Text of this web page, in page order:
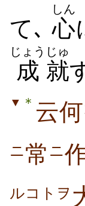
て､ 心
しん
成
じょう
就
じゅ
▼ ＊ 云何
ニ常 ニ
ルコトヲ